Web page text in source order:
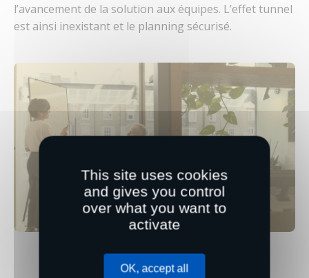
l’avancement de la solution aux équipes. L’effet tunnel
est ainsi inexistant et le planning sécurisé.
This site uses cookies
and gives you control
over what you want to
activate
OK, accept all